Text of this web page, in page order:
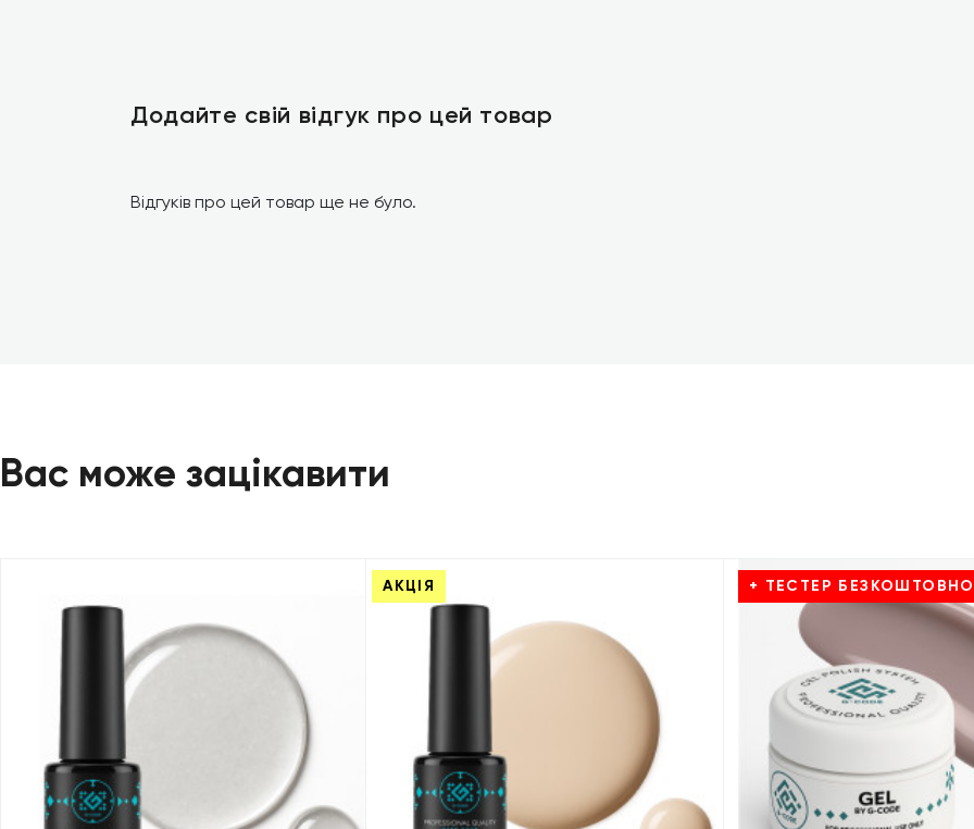
Додайте свій відгук про цей товар
Відгуків про цей товар ще не було.
Вас може зацікавити
АКЦІЯ + ТЕСТЕР БЕЗКОШТОВНО